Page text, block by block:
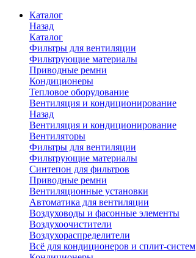
Каталог
Назад
Каталог
Фильтры для вентиляции
Фильтрующие материалы
Приводные ремни
Кондиционеры
Тепловое оборудование
Вентиляция и кондиционирование
Назад
Вентиляция и кондиционирование
Вентиляторы
Фильтры для вентиляции
Фильтрующие материалы
Синтепон для фильтров
Приводные ремни
Вентиляционные установки
Автоматика для вентиляции
Воздуховоды и фасонные элементы
Воздухоочистители
Воздухораспределители
Всё для кондиционеров и сплит-систем